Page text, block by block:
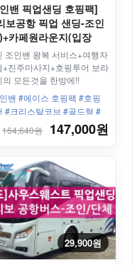
밴 픽업샌딩 호핑팩]
보공항 픽업 샌딩-조인
카페원라운지(입장
진주마사지+호핑투어
조인밴 왕복 서비스+여행자
+진주마사지+호핑투어 보라
의 모든것을 한방에!!
밴 #에이스 호핑팩 #호핑
#크리스탈코브 #골드형 #
샌딩 #진주마사지1시간15
#라운지 #친절한 서비스
164,640원 147,000원
29,900원